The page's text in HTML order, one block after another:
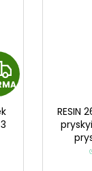
Z
D
RESIN